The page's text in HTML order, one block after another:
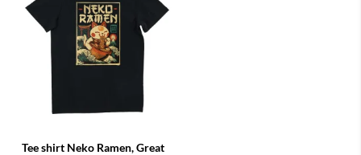
Tee shirt Neko Ramen, Great